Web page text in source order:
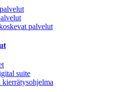
palvelut
suite